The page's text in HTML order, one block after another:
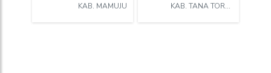
KAB. MAMUJU KAB. TANA TORAJA